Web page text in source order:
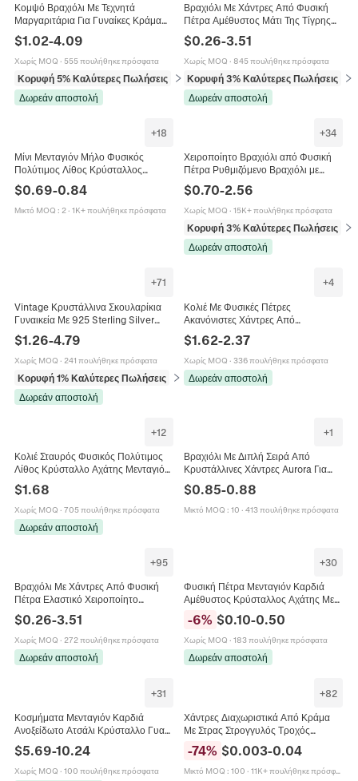
Κομψό Βραχιόλι Με Τεχνητά
Μαργαριτάρια Για Γυναίκες Κράμα
Πολυεπίπεδο Κρύσταλλο Vintage
Στυλ
$1.02-4.09
Χωρίς MOQ · 555 πουλήθηκε πρόσφατα
Κορυφή 5% Καλύτερες Πωλήσεις
σε Βραχιόλια
Δωρεάν αποστολή
Βραχιόλι Με Χάντρες Από Φυσική
Πέτρα Αμέθυστος Μάτι Της Τίγρης
Στρογγυλές Χάντρες Για Γυναίκες
Άνδρες
$0.26-3.51
Χωρίς MOQ · 845 πουλήθηκε πρόσφατα
Κορυφή 3% Καλύτερες Πωλήσεις
σε
Δωρεάν αποστολή
+18
Μίνι Μενταγιόν Μήλο Φυσικός
Πολύτιμος Λίθος Κρύσταλλος
Θεραπευτική Πέτρα Με Μεταλλικό
Φύλλο Για Κατασκευή Κοσμημάτων
Χριστούγεννα
$0.69-0.84
Μικτό MOQ : 2· 1K+ πουλήθηκε πρόσφατα
+34
Χειροποίητο Βραχιόλι από Φυσική
Πέτρα Ρυθμιζόμενο Βραχιόλι με
Χάντρες Μάτι της Τίγρης Αχάτη Για
Γυναίκες Άνδρες Κοσμήματα
$0.70-2.56
Χωρίς MOQ · 15K+ πουλήθηκε πρόσφατα
Κορυφή 3% Καλύτερες Πωλήσεις
σε
Δωρεάν αποστολή
+71
Vintage Κρυστάλλινα Σκουλαρίκια
Γυναικεία Με 925 Sterling Silver
Γεωμετρικά Κοσμήματα
$1.26-4.79
Χωρίς MOQ · 241 πουλήθηκε πρόσφατα
Κορυφή 1% Καλύτερες Πωλήσεις
σε Σκουλαρίκια
Δωρεάν αποστολή
+4
Κολιέ Με Φυσικές Πέτρες
Ακανόνιστες Χάντρες Από
Boho Για Γυναίκες Χάλκινο
Κούμπωμα
$1.62-2.37
Χωρίς MOQ · 336 πουλήθηκε πρόσφατα
Δωρεάν αποστολή
+12
Κολιέ Σταυρός Φυσικός Πολύτιμος
Λίθος Κρύσταλλο Αχάτης Μενταγιόν
Ρυθμιζόμενο Μαύρο Υφαντό Κορδόνι
Δώρο Vintage
$1.68
Χωρίς MOQ · 705 πουλήθηκε πρόσφατα
Δωρεάν αποστολή
+1
Βραχιόλι Με Διπλή Σειρά Από
Κρυστάλλινες Χάντρες Aurora Για
Κορίτσια Επιχρυσωμένο 18K
Ρυθμιζόμενη Αλυσίδα
$0.85-0.88
Μικτό MOQ : 10 · 413 πουλήθηκε πρόσφατα
+95
Βραχιόλι Με Χάντρες Από Φυσική
Πέτρα Ελαστικό Χειροποίητο
Κρύσταλλο Θεραπείας Γιόγκα
Διαλογισμός Κοσμήματα Boho
$0.26-3.51
Χωρίς MOQ · 272 πουλήθηκε πρόσφατα
Δωρεάν αποστολή
+30
Φυσική Πέτρα Μενταγιόν Καρδιά
Αμέθυστος Κρύσταλλος Αχάτης Με
Μεταλλικό Κούμπωμα Για
Χειροποίητα Κοσμήματα DIY
Αξεσουάρ
-6% $0.10-0.50
Χωρίς MOQ · 183 πουλήθηκε πρόσφατα
Δωρεάν αποστολή
+31
Κοσμήματα Μενταγιόν Καρδιά
Ανοξείδωτο Ατσάλι Κρύσταλλο Γυαλί
Σκουλαρίκια Για Γυναίκες
$5.69-10.24
Χωρίς MOQ · 100 πουλήθηκε πρόσφατα
+82
Χάντρες Διαχωριστικά Από Κράμα
Με Στρας Στρογγυλός Τροχός
Χειροποίητα Βραχιόλια Κολιέ DIY
-74% $0.003-0.04
Μικτό MOQ : 100 · 11K+ πουλήθηκε πρόσφατα